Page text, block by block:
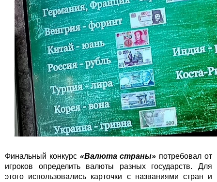
Финальный конкурс «Валюта страны» потребовал от
игроков определить валюты разных государств. Для
этого использовались карточки с названиями стран и